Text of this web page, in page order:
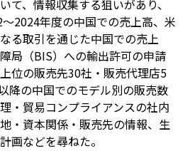
て、情報収集する狙いがあり、
2024年度の中国での売上高、米
る取引を通じた中国での売上
局（BIS）への輸出許可の申請
位の販売先30社・販売代理店5
降の中国でのモデル別の販売数
・貿易コンプライアンスの社内
・資本関係・販売先の情報、生
画などを尋ねた。